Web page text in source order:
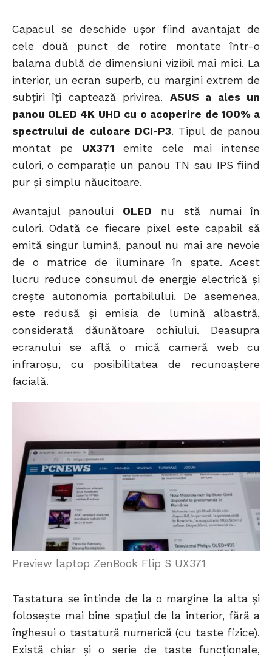
Capacul se deschide ușor fiind avantajat de
cele două punct de rotire montate într-o
balama dublă de dimensiuni vizibil mai mici. La
interior, un ecran superb, cu margini extrem de
subțiri îți captează privirea. ASUS a ales un
panou OLED 4K UHD cu o acoperire de 100% a
spectrului de culoare DCI-P3. Tipul de panou
montat pe UX371 emite cele mai intense
culori, o comparație un panou TN sau IPS fiind
pur și simplu năucitoare.
Avantajul panoului OLED nu stă numai în
culori. Odată ce fiecare pixel este capabil să
emită singur lumină, panoul nu mai are nevoie
de o matrice de iluminare în spate. Acest
lucru reduce consumul de energie electrică și
crește autonomia portabilului. De asemenea,
este redusă și emisia de lumină albastră,
considerată dăunătoare ochiului. Deasupra
ecranului se află o mică cameră web cu
infraroșu, cu posibilitatea de recunoaștere
facială.
Preview laptop ZenBook Flip S UX371
Tastatura se întinde de la o margine la alta și
folosește mai bine spațiul de la interior, fără a
înghesui o tastatură numerică (cu taste fizice).
Există chiar și o serie de taste funcționale,